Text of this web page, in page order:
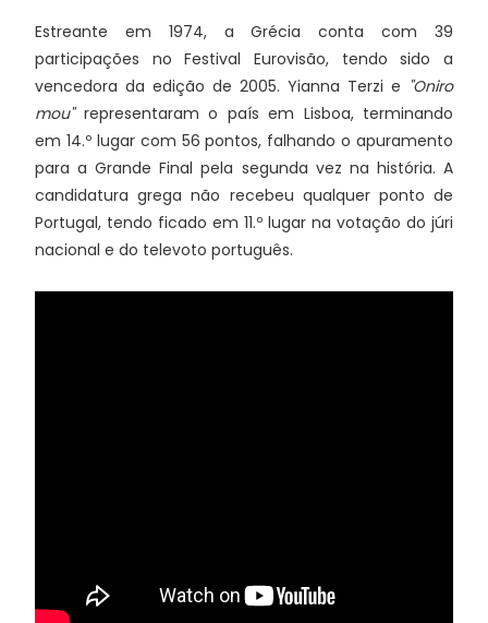
Estreante em 1974, a Grécia conta com 39
participações no Festival Eurovisão, tendo sido a
vencedora da edição de 2005. Yianna Terzi e "Oniro
mou"representaram o país em Lisboa, terminando
em 14.º lugar com 56 pontos, falhando o apuramento
para a Grande Final pela segunda vez na história. A
candidatura grega não recebeu qualquer ponto de
Portugal, tendo ficado em 11.º lugar na votação do júri
nacional e do televoto português.